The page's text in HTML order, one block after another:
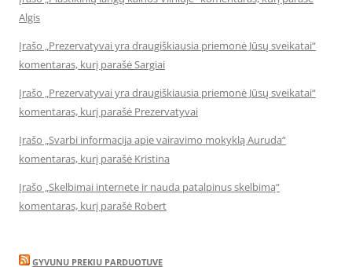
Algis
Įrašo „Prezervatyvai yra draugiškiausia priemonė Jūsų sveikatai“
komentaras, kurį parašė Sargiai
Įrašo „Prezervatyvai yra draugiškiausia priemonė Jūsų sveikatai“
komentaras, kurį parašė Prezervatyvai
Įrašo „Svarbi informacija apie vairavimo mokyklą Auruda“
komentaras, kurį parašė Kristina
Įrašo „Skelbimai internete ir nauda patalpinus skelbimą“
komentaras, kurį parašė Robert
GYVUNU PREKIU PARDUOTUVE